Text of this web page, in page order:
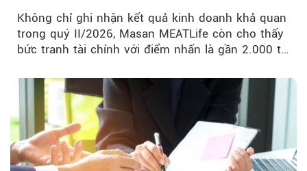
Không chỉ ghi nhận kết quả kinh doanh khả quan
trong quý II/2026, Masan MEATLife còn cho thấy
bức tranh tài chính với điểm nhấn là gần 2.000 tỷ